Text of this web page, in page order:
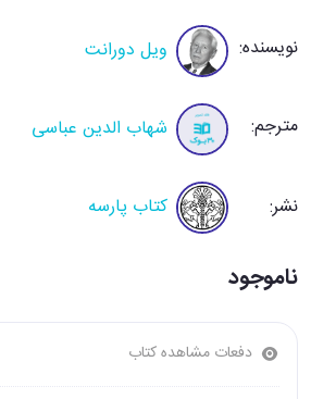
نویسنده: ویل دورانت
مترجم: شهاب الدین عباسی
نشر: کتاب پارسه
ناموجود
دفعات مشاهده کتاب